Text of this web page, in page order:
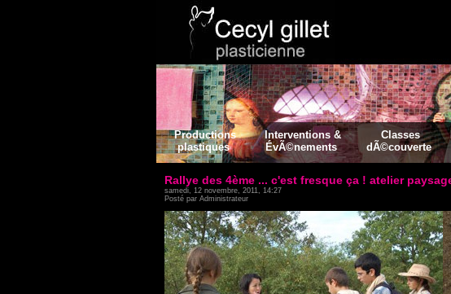
Productions
plastiques
Interventions &
ÉvÃ©nements
Classes
dÃ©couverte
Rallye des 4ème ... c'est fresque ça ! atelier
samedi, 12 novembre, 2011, 14:27
Posté par Administrateur